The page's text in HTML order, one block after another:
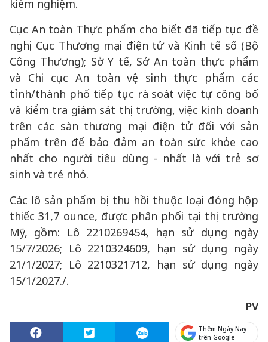
kiểm nghiệm.
Cục An toàn Thực phẩm cho biết đã tiếp tục đề
nghị Cục Thương mại điện tử và Kinh tế số (Bộ
Công Thương); Sở Y tế, Sở An toàn thực phẩm
và Chi cục An toàn vệ sinh thực phẩm các
tỉnh/thành phố tiếp tục rà soát việc tự công bố
và kiểm tra giám sát thị trường, việc kinh doanh
trên các sàn thương mại điện tử đối với sản
phẩm trên để bảo đảm an toàn sức khỏe cao
nhất cho người tiêu dùng - nhất là với trẻ sơ
sinh và trẻ nhỏ.
Các lô sản phẩm bị thu hồi thuộc loại đóng hộp
thiếc 31,7 ounce, được phân phối tại thị trường
Mỹ, gồm: Lô 2210269454, hạn sử dụng ngày
15/7/2026; Lô 2210324609, hạn sử dụng ngày
21/1/2027; Lô 2210321712, hạn sử dụng ngày
15/1/2027./.
PV
Thêm Ngày Nay
trên Google